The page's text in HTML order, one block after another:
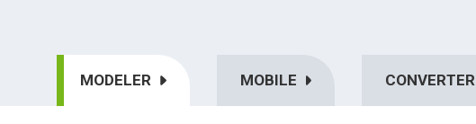
MODELER MOBILE CONVERTER